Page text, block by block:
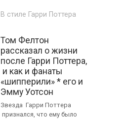
В стиле Гарри Поттера
Том Фелтон
рассказал о жизни
после Гарри Поттера,
и как и фанаты
«шипперили» * его и
Эмму Уотсон
Звезда Гарри Поттера
признался, что ему было